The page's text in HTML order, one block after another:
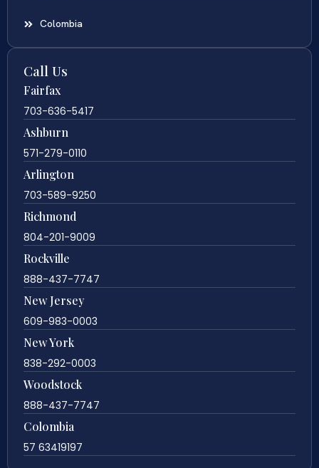
Colombia
Call Us
Fairfax
703-636-5417
Ashburn
571-279-0110
Arlington
703-589-9250
Richmond
804-201-9009
Rockville
888-437-7747
New Jersey
609-983-0003
New York
838-292-0003
Woodstock
888-437-7747
Colombia
57 63419197